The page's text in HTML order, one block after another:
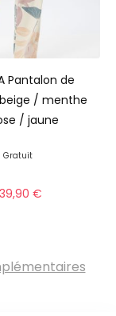
Pantalon de
/ menthe
/ jaune
Gratuit
39,90€